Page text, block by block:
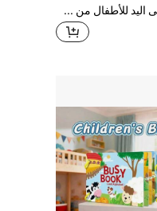
كتاب مشغول مع دمى اليد للأطفال من سن 1-3 سنوات، كتاب قصص تفاعلي، لعبة تعليمية لتنمية المهارات الحركية الدقيقة، هدية عيد ميلاد للأولاد والبنات، لعبة نشاط من الشعر الاصطناعي للسفر